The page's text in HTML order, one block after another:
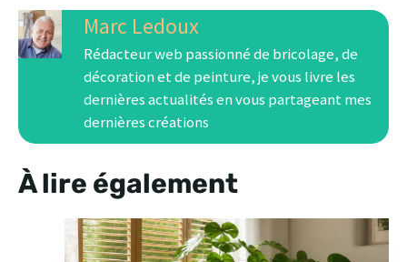
Marc Ledoux
Rédacteur web passionné de bricolage, de
décoration et de peinture, je vous livre les
dernières actualités en vous partageant mes
dernières créations
À lire également